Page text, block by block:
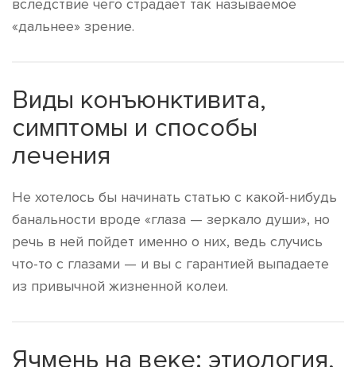
вследствие чего страдает так называемое
«дальнее» зрение.
Виды конъюнктивита,
симптомы и способы
лечения
Не хотелось бы начинать статью с какой-нибудь
банальности вроде «глаза — зеркало души», но
речь в ней пойдет именно о них, ведь случись
что-то с глазами — и вы с гарантией выпадаете
из привычной жизненной колеи.
Ячмень на веке: этиология,